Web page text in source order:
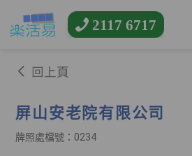
2117 6717
回上頁
屏山安老院有限公司
牌照處檔號：0234